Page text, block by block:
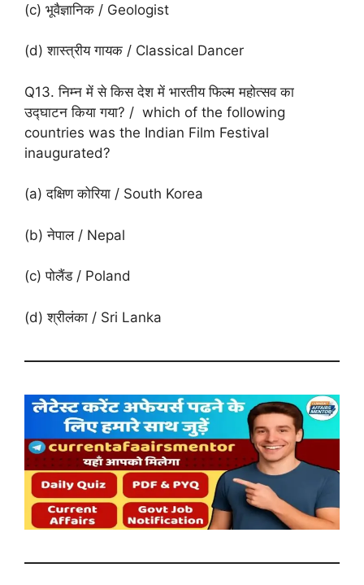
(c) भूवैज्ञानिक / Geologist
(d) शास्त्रीय गायक / Classical Dancer
Q13. निम्न में से किस देश में भारतीय फिल्म महोत्सव का
उद्घाटन किया गया? / which of the following
countries was the Indian Film Festival
inaugurated?
(a) दक्षिण कोरिया / South Korea
(b) नेपाल / Nepal
(c) पोलैंड / Poland
(d) श्रीलंका / Sri Lanka